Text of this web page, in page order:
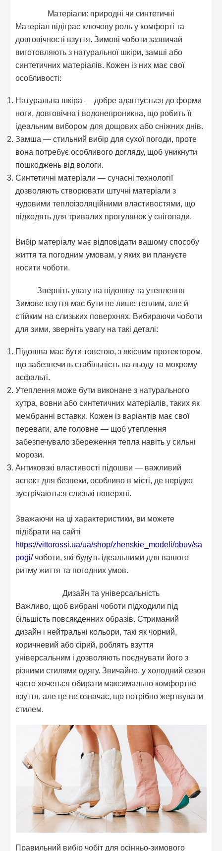
Матеріали: природні чи синтетичні
Матеріал відіграє ключову роль у комфорті та
довговічності взуття. Зимові чоботи зазвичай
виготовляють з натуральної шкіри, замші або
синтетичних матеріалів. Кожен із них має свої
особливості:
Натуральна шкіра — добре адаптується до форми
ноги, довговічна і водонепроникна, що робить її
ідеальним вибором для дощових або сніжних днів.
Замша — стильний вибір для сухої погоди, проте
вона потребує особливого догляду, щоб уникнути
пошкоджень від вологи.
Синтетичні матеріали — сучасні технології
дозволяють створювати штучні матеріали з
чудовими теплоізоляційними властивостями, що
підходять для тривалих прогулянок у снігопади.
Вибір матеріалу має відповідати вашому способу
життя та погодним умовам, у яких ви плануєте
носити чоботи.
Зверніть увагу на підошву та утеплення
Зимове взуття має бути не лише теплим, але й
стійким на слизьких поверхнях. Вибираючи чоботи
для зими, зверніть увагу на такі деталі:
Підошва має бути товстою, з якісним протектором,
що забезпечить стабільність на льоду та мокрому
асфальті.
Утеплення може бути виконане з натурального
хутра, вовни або синтетичних матеріалів, таких як
мембранні вставки. Кожен із варіантів має свої
переваги, але головне — щоб утеплення
забезпечувало збереження тепла навіть у сильні
морози.
Антиковзкі властивості підошви — важливий
аспект для безпеки, особливо в місті, де нерідко
зустрічаються слизькі поверхні.
Зважаючи на ці характеристики, ви можете
підібрати на сайті
https://vittorossi.ua/ua/shop/zhenskie_modeli/obuv/sa
pogi/чоботи, які будуть ідеальними для вашого
ритму життя та погодних умов.
Дизайн та універсальність
Важливо, щоб вибрані чоботи підходили під
більшість повсякденних образів. Стриманий
дизайн і нейтральні кольори, такі як чорний,
коричневий або сірий, роблять взуття
універсальним і дозволяють поєднувати його з
різними стилями одягу. Звичайно, у холодний сезон
часто хочеться обирати максимально комфортне
взуття, але це не означає, що потрібно жертвувати
стилем.
Правильний вибір чобіт для осінньо-зимового